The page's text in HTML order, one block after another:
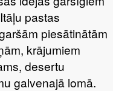
pastas
piesātinātām
krājumiem
desertu
galvenajā lomā.